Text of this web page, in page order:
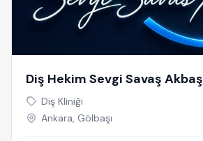
Diş Hekim Sevgi Savaş Akbaş
Diş Kliniği
Ankara, Gölbaşı